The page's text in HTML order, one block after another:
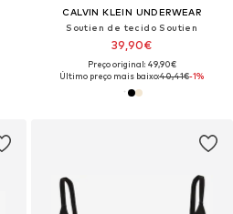
CALVIN KLEIN UNDERWEAR
Soutien de tecido Soutien
39,90€
Preço original: 49,90€
Último preço mais baixo:40,41€-1%